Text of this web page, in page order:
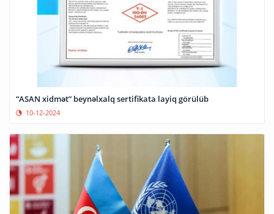
“ASAN xidmət” beynəlxalq sertifikata layiq görülüb
10-12-2024